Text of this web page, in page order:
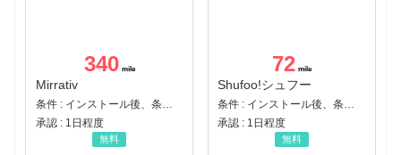
340
Mirrativ
条件 : インストール後、条件達成
承認 : 1日程度
無料
72
Shufoo!シュフー
条件 : インストール後、条件達成
承認 : 1日程度
無料